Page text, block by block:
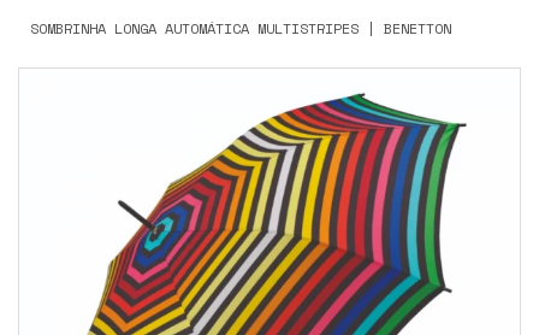
SOMBRINHA LONGA AUTOMÁTICA MULTISTRIPES | BENETTON